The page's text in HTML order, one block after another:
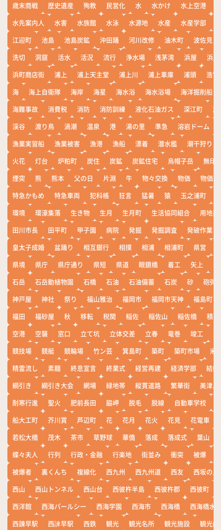
歳末商戦
歴史遺産 殉教 民営化 水 水かけ 水上空港
水先案内人
水害 水族館 水泳 水源地 水産 水産学部
江迎町
池島 池島炭鉱 沖田踊 河川改修 油木町
波佐見
洗切
洞窟 活水 活況 流行 浄水場 浅茅湾 浜屋
浜
浜町商店街
浦上 浦上天主堂 浦上川 浦上車庫 浦頭
浩宮
海
海上自衛隊 海岸 海星 海水浴 海水浴場
海洋掘削船
海難事故
消費税 消防 消防訓練 液化石油ガス 深江町
淵
渓谷
渡り鳥 渦潮 温泉 港 湯の里 準急 溶岩ドーム
漁業実習船
漁業被害 漁港 漁船 漂着 潜水艦
潮干狩り
火花
灯台 炉粕町 炭住 炭鉱 炭鉱住宅 烏帽子岳
無印
煙突
熊 熊本 父の日 片淵 牛 物々交換 物価
物価高
特急かもめ
特急車両 犯科帳 狂言 猛暑 猿 玉之浦町
環境
環濠集落 生き物 生月 生月町 生活協同組合
用地売
田川市長
田平町 甲子園 病院 発掘 発掘調査
発破作業
皇太子成婚
盆踊り 相互銀行 相撲 相浦 相浦町 県営
県境
県庁 県庁通り 県短 県道 眼鏡橋 着工 矢上
石岳
石岳動植物園 石橋 石油 石油備蓄 石炭 砂
砲弾
神戸屋
神社 祭り 福山雅治 福岡市 福岡市天神
福島町
福田
福砂屋 秋 移転 税関 稲佐 稲佐山 稲佐橋
積雪
空港
空襲 窓口 立て坑 立体交差 立春 竜巻 竣工
競技場
競艇 競輪場 竹ン芸 箕島町 築町 築町市場
米
精霊流し
素麺 終息宣言 終業式 経営再建 経済学部
結婚
綱引き
綱引き大会 網場 緑地帯 縦貫道路 繁華街
美津島
耐寒行進
聖火 肥前長田 脇岬 脱毛 脱線 自動車学校
船大工町
芥川賞 芦辺町 花 花月 花火 花見 花電車
若松大橋
茂木 茶市 草野球 華僑 落成 落成式 葉山
蝶々夫人
行列 行政・金融 行楽地 街並み 衝突 被爆
被爆者
裏くんち 複線化 西九州 西九州道 西友
西坂の丘
西山
西山トンネル 西山台 西彼杵半島 西彼杵郡 西彼町
西洋館
西海パールシー 西海学園 西海市 西海橋
西海橋水
西諌早駅
西諫早駅 西鉄 観光 観光名所 観光施設
観光船